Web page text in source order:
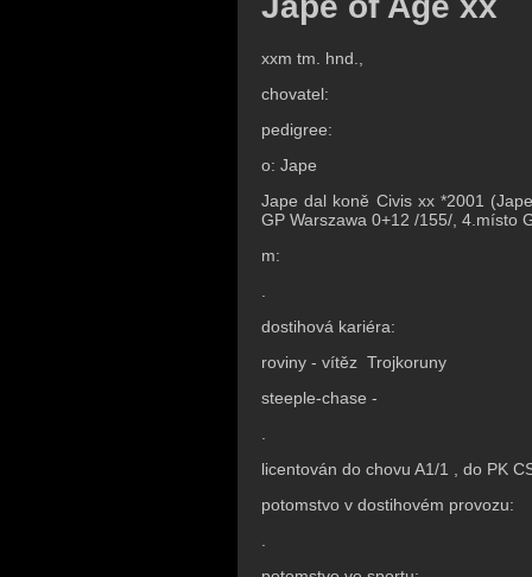
xxm tm. hnd.,
chovatel:
pedigree:
o: Jape
Jape dal koně Civis xx *2001
GP Warszawa 0+12 /155/, 4.místo
m:
dostihová kariéra:
roviny - vítěz Trojkoruny
steeple-chase -
licentován do chovu A1/1 , do PK
potomstvo v dostihovém provozu: